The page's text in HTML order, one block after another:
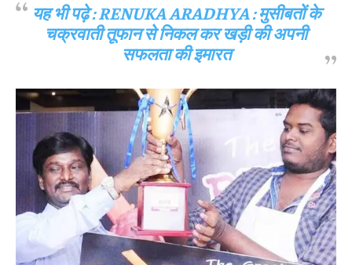
यह भी पढ़े :RENUKA ARADHYA : मुसीबतों के
चक्रवाती तूफान से निकल कर खड़ी की अपनी
सफलता की इमारत